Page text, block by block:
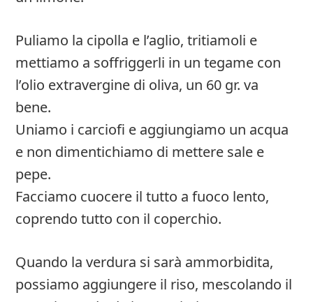
Puliamo la cipolla e l’aglio, tritiamoli e
mettiamo a soffriggerli in un tegame con
l’olio extravergine di oliva, un 60 gr. va
bene.
Uniamo i carciofi e aggiungiamo un acqua
e non dimentichiamo di mettere sale e
pepe.
Facciamo cuocere il tutto a fuoco lento,
coprendo tutto con il coperchio.
Quando la verdura si sarà ammorbidita,
possiamo aggiungere il riso, mescolando il